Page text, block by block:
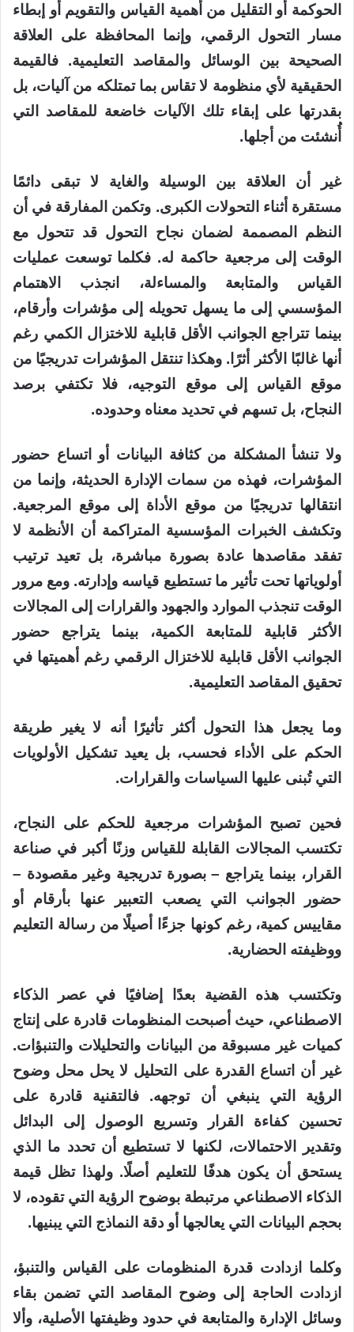
الحوكمة أو التقليل من أهمية القياس والتقويم أو إبطاء
مسار التحول الرقمي، وإنما المحافظة على العلاقة
الصحيحة بين الوسائل والمقاصد التعليمية. فالقيمة
الحقيقية لأي منظومة لا تقاس بما تمتلكه من آليات، بل
بقدرتها على إبقاء تلك الآليات خاضعة للمقاصد التي
أُنشئت من أجلها.
غير أن العلاقة بين الوسيلة والغاية لا تبقى دائمًا
مستقرة أثناء التحولات الكبرى. وتكمن المفارقة في أن
النظم المصممة لضمان نجاح التحول قد تتحول مع
الوقت إلى مرجعية حاكمة له. فكلما توسعت عمليات
القياس والمتابعة والمساءلة، انجذب الاهتمام
المؤسسي إلى ما يسهل تحويله إلى مؤشرات وأرقام،
بينما تتراجع الجوانب الأقل قابلية للاختزال الكمي رغم
أنها غالبًا الأكثر أثرًا. وهكذا تنتقل المؤشرات تدريجيًا من
موقع القياس إلى موقع التوجيه، فلا تكتفي برصد
النجاح، بل تسهم في تحديد معناه وحدوده.
ولا تنشأ المشكلة من كثافة البيانات أو اتساع حضور
المؤشرات، فهذه من سمات الإدارة الحديثة، وإنما من
انتقالها تدريجيًا من موقع الأداة إلى موقع المرجعية.
وتكشف الخبرات المؤسسية المتراكمة أن الأنظمة لا
تفقد مقاصدها عادة بصورة مباشرة، بل تعيد ترتيب
أولوياتها تحت تأثير ما تستطيع قياسه وإدارته. ومع مرور
الوقت تنجذب الموارد والجهود والقرارات إلى المجالات
الأكثر قابلية للمتابعة الكمية، بينما يتراجع حضور
الجوانب الأقل قابلية للاختزال الرقمي رغم أهميتها في
تحقيق المقاصد التعليمية.
وما يجعل هذا التحول أكثر تأثيرًا أنه لا يغير طريقة
الحكم على الأداء فحسب، بل يعيد تشكيل الأولويات
التي تُبنى عليها السياسات والقرارات.
فحين تصبح المؤشرات مرجعية للحكم على النجاح،
تكتسب المجالات القابلة للقياس وزنًا أكبر في صناعة
القرار، بينما يتراجع – بصورة تدريجية وغير مقصودة –
حضور الجوانب التي يصعب التعبير عنها بأرقام أو
مقاييس كمية، رغم كونها جزءًا أصيلًا من رسالة التعليم
ووظيفته الحضارية.
وتكتسب هذه القضية بعدًا إضافيًا في عصر الذكاء
الاصطناعي، حيث أصبحت المنظومات قادرة على إنتاج
كميات غير مسبوقة من البيانات والتحليلات والتنبؤات.
غير أن اتساع القدرة على التحليل لا يحل محل وضوح
الرؤية التي ينبغي أن توجهه. فالتقنية قادرة على
تحسين كفاءة القرار وتسريع الوصول إلى البدائل
وتقدير الاحتمالات، لكنها لا تستطيع أن تحدد ما الذي
يستحق أن يكون هدفًا للتعليم أصلًا. ولهذا تظل قيمة
الذكاء الاصطناعي مرتبطة بوضوح الرؤية التي تقوده، لا
بحجم البيانات التي يعالجها أو دقة النماذج التي يبنيها.
وكلما ازدادت قدرة المنظومات على القياس والتنبؤ،
ازدادت الحاجة إلى وضوح المقاصد التي تضمن بقاء
وسائل الإدارة والمتابعة في حدود وظيفتها الأصلية، وألا